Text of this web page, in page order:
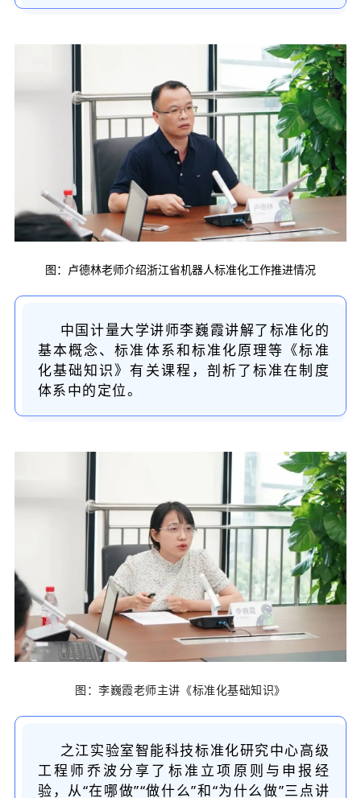
图：卢德林老师介绍浙江省机器人标准化工作推进情况
中国计量大学讲师李巍霞讲解了标准化的
基本概念、标准体系和标准化原理等《标准
化基础知识》有关课程，剖析了标准在制度
体系中的定位。
图：李巍霞老师主讲《标准化基础知识》
之江实验室智能科技标准化研究中心高级
工程师乔波分享了标准立项原则与申报经
验，从“在哪做”“做什么”和“为什么做”三点讲